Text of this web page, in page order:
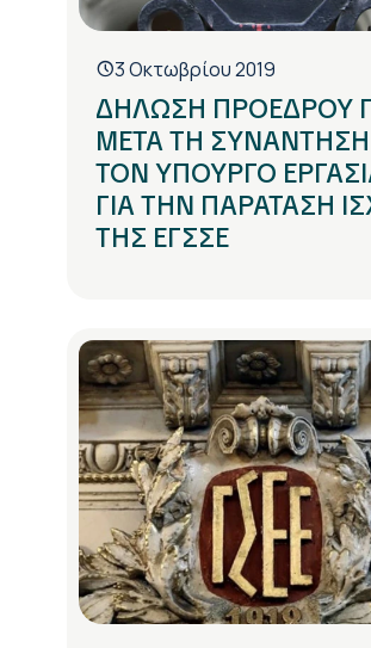
3 Οκτωβρίου 2019
ΔΗΛΩΣΗ ΠΡΟΕΔΡΟΥ
ΜΕΤΑ ΤΗ
ΤΟΝ ΥΠΟΥΡΓΟ
ΓΙΑ ΤΗΝ ΠΑΡΑΤΑΣΗ
ΤΗΣ ΕΓΣΣΕ